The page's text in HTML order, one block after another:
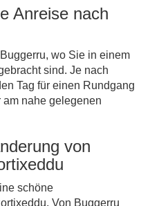
Anreise nach
wo Sie in einem
sind. Je nach
Tag für einen Rundgang
am nahe gelegenen
von
schöne
Von Buggerru